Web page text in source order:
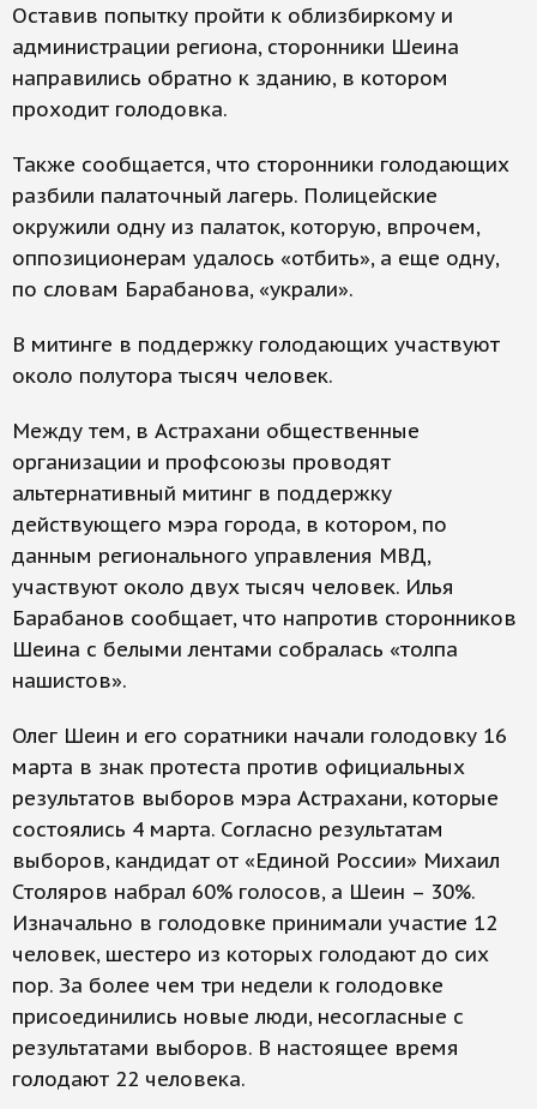
Оставив попытку пройти к облизбиркому и
администрации региона, сторонники Шеина
направились обратно к зданию, в котором
проходит голодовка.
Также сообщается, что сторонники голодающих
разбили палаточный лагерь. Полицейские
окружили одну из палаток, которую, впрочем,
оппозиционерам удалось «отбить», а еще одну,
по словам Барабанова, «украли».
В митинге в поддержку голодающих участвуют
около полутора тысяч человек.
Между тем, в Астрахани общественные
организации и профсоюзы проводят
альтернативный митинг в поддержку
действующего мэра города, в котором, по
данным регионального управления МВД,
участвуют около двух тысяч человек. Илья
Барабанов сообщает, что напротив сторонников
Шеина с белыми лентами собралась «толпа
нашистов».
Олег Шеин и его соратники начали голодовку 16
марта в знак протеста против официальных
результатов выборов мэра Астрахани, которые
состоялись 4 марта. Согласно результатам
выборов, кандидат от «Единой России» Михаил
Столяров набрал 60% голосов, а Шеин – 30%.
Изначально в голодовке принимали участие 12
человек, шестеро из которых голодают до сих
пор. За более чем три недели к голодовке
присоединились новые люди, несогласные с
результатами выборов. В настоящее время
голодают 22 человека.